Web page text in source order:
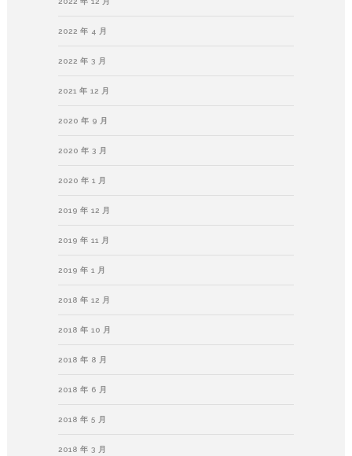
2022 年 4 月
2022 年 3 月
2021 年 12 月
2020 年 9 月
2020 年 3 月
2020 年 1 月
2019 年 12 月
2019 年 11 月
2019 年 1 月
2018 年 12 月
2018 年 10 月
2018 年 8 月
2018 年 6 月
2018 年 5 月
2018 年 3 月